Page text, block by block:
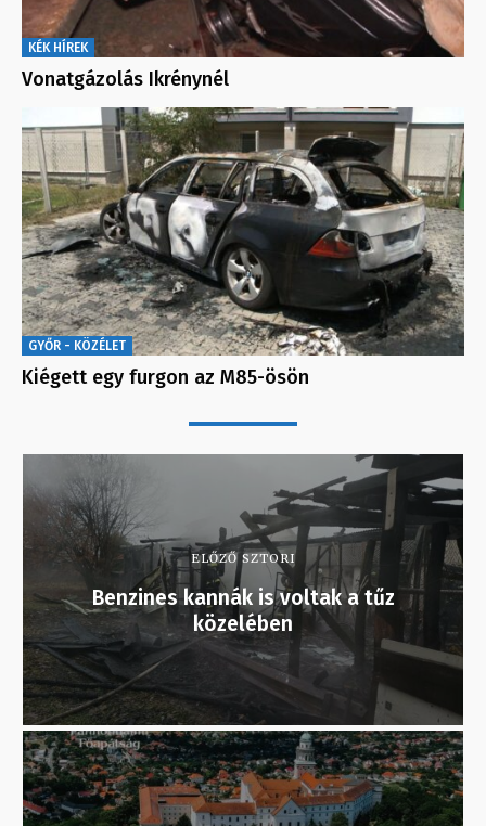
KÉK HÍREK
Vonatgázolás Ikrénynél
GYŐR - KÖZÉLET
Kiégett egy furgon az M85-ösön
ELŐZŐ SZTORI
Benzines kannák is voltak a tűz
közelében